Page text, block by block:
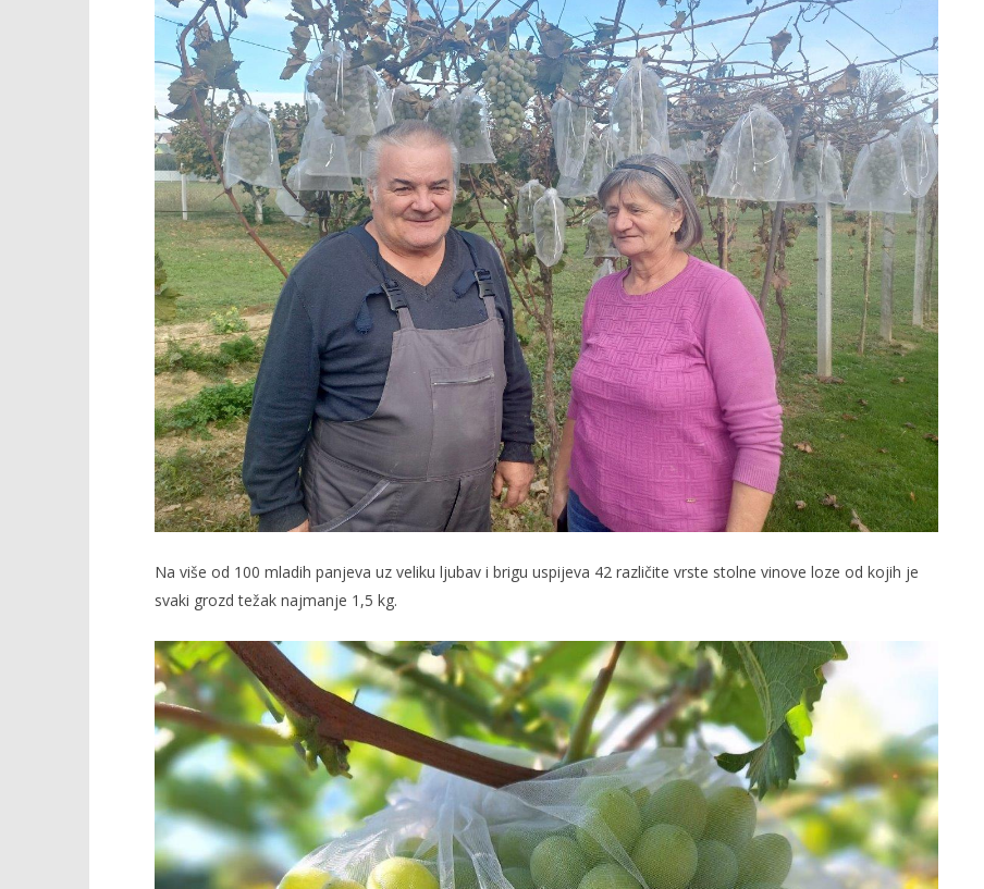
TRENUTNO OTVORENO
Vinogradari bez vinograda
31.10.2025.
slatina.net
Popis poslova na području VPŽ
31.10.2025.
slatina.net
Ljeto donosi bezbrižnu igru, ali
i zdravstvene izazove
31.10.2025.
slatina.net
Na više od 100 mladih panjeva uz veliku ljubav i brigu uspijeva 42 različite vrste stolne vinove loze od kojih je
svaki grozd težak najmanje 1,5 kg.